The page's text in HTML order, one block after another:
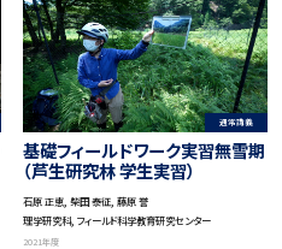
通常講義
基礎フィールドワーク実習無雪期
（芦生研究林 学生実習）
石原 正恵, 柴田 泰征, 藤原 誉
理学研究科, フィールド科学教育研究センター
2021年度